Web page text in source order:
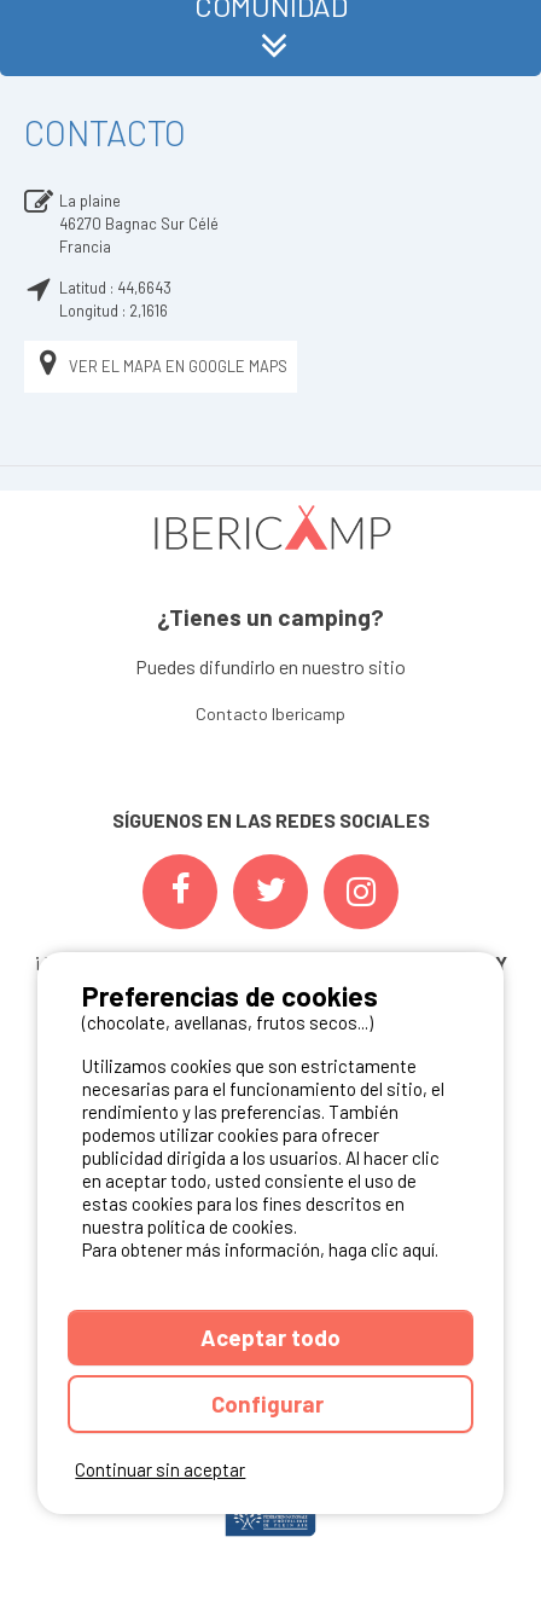
CONTACTO
La plaine
46270 Bagnac Sur Célé
Francia
Latitud : 44,6643
Longitud : 2,1616
VER EL MAPA EN GOOGLE MAPS
¿Tienes un camping?
Puedes difundirlo en nuestro sitio
Contacto Ibericamp
SÍGUENOS EN LAS REDES SOCIALES
¡ Y NO TE PIERDAS NUESTRAS
OFERTAS, CONCURSOS Y
NOVEDADESINSCRIBIÉNDOTE A NUESTRA
NEWSLETTER!
ME INSCRIBO
NUESTROS PARTNERS
Continuar sin aceptar
Preferencias de cookies
(chocolate, avellanas, frutos secos...)
Utilizamos cookies que son estrictamente
necesarias para el funcionamiento del sitio, el
rendimiento y las preferencias. También
podemos utilizar cookies para ofrecer
publicidad dirigida a los usuarios. Al hacer clic
en aceptar todo, usted consiente el uso de
estas cookies para los fines descritos en
nuestra política de cookies.
Para obtener más información, haga clic aquí.
Aceptar todo
Configurar